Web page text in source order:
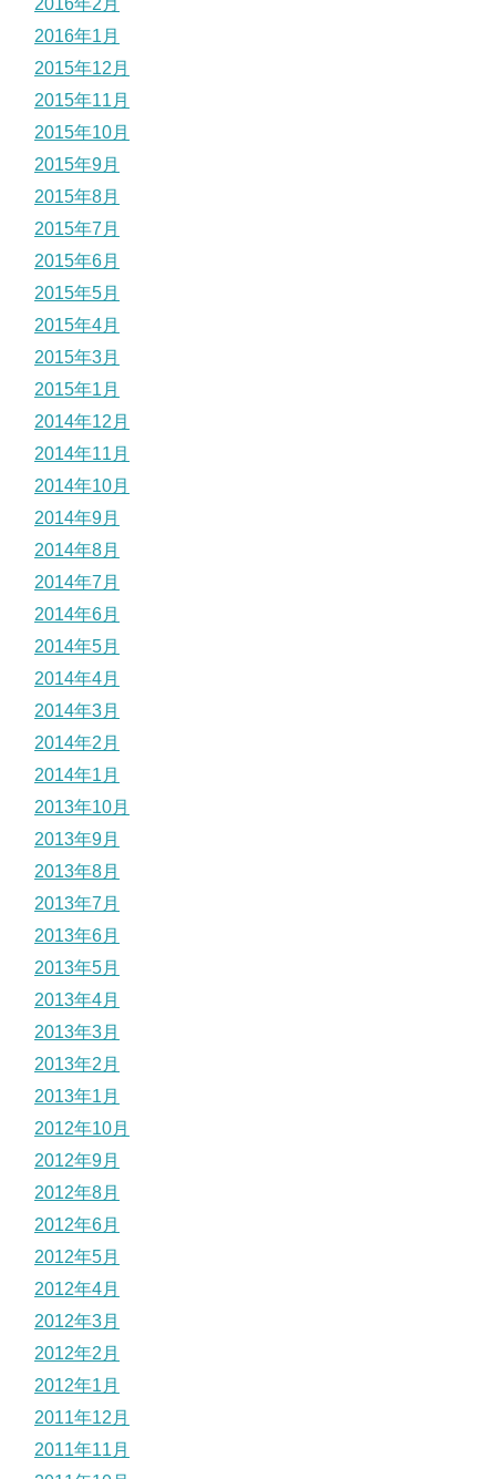
2016年1月
2015年12月
2015年11月
2015年10月
2015年9月
2015年8月
2015年7月
2015年6月
2015年5月
2015年4月
2015年3月
2015年1月
2014年12月
2014年11月
2014年10月
2014年9月
2014年8月
2014年7月
2014年6月
2014年5月
2014年4月
2014年3月
2014年2月
2014年1月
2013年10月
2013年9月
2013年8月
2013年7月
2013年6月
2013年5月
2013年4月
2013年3月
2013年2月
2013年1月
2012年10月
2012年9月
2012年8月
2012年6月
2012年5月
2012年4月
2012年3月
2012年2月
2012年1月
2011年12月
2011年11月